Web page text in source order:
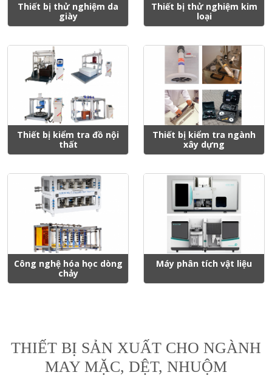
Thiết bị thử nghiệm da
giày
Thiết bị thử nghiệm kim
loại
Thiết bị kiểm tra đồ nội
thất
Thiết bị kiểm tra ngành
xây dựng
Công nghệ hóa học dòng
chảy
Máy phân tích vật liệu
THIẾT BỊ SẢN XUẤT CHO NGÀNH
MAY MẶC, DỆT, NHUỘM